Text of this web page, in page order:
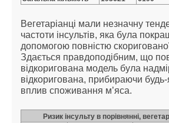
Вегетаріанці мали незначну
частоти інсультів, яка була
допомогою повністю
Здається правдоподібним, що
відкоригована модель була
відкоригована, прибираючи
вплив споживання м’яса.
Ризик інсульту в порівнянні,